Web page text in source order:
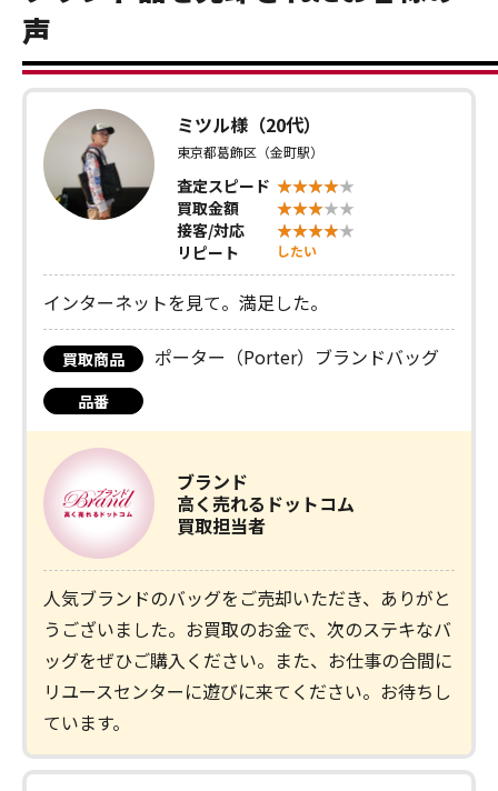
声
ミツル様（20代）
東京都葛飾区（金町駅）
査定スピード
買取金額
接客/対応
リピート
したい
インターネットを見て。満足した。
買取商品 ポーター（Porter）ブランドバッグ
品番
ブランド
高く売れるドットコム
買取担当者
人気ブランドのバッグをご売却いただき、ありがと
うございました。お買取のお金で、次のステキなバ
ッグをぜひご購入ください。また、お仕事の合間に
リユースセンターに遊びに来てください。お待ちし
ています。